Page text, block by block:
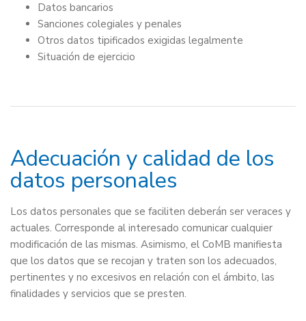
Datos bancarios
Sanciones colegiales y penales
Otros datos tipificados exigidas legalmente
Situación de ejercicio
Adecuación y calidad de los
datos personales
Los datos personales que se faciliten deberán ser veraces y
actuales. Corresponde al interesado comunicar cualquier
modificación de las mismas. Asimismo, el CoMB manifiesta
que los datos que se recojan y traten son los adecuados,
pertinentes y no excesivos en relación con el ámbito, las
finalidades y servicios que se presten.